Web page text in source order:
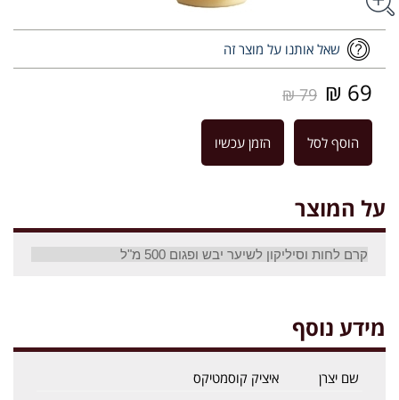
שאל אותנו על מוצר זה
69 ₪
79 ₪
הוסף לסל הזמן עכשיו
על המוצר
קרם לחות וסיליקון לשיער יבש ופגום 500 מ"ל
מידע נוסף
שם יצרן איציק קוסמטיקס